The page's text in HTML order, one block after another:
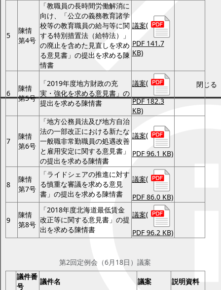
閉じる
5
陳情
第4号
「教職員の長時間労働解消に
向け、「公立の義務教育諸学
校等の教育職員の給与等に関
する特別措置法（給特法）」
の廃止を含めた見直しを求め
る意見書」の提出を求める陳
情書
議案(
PDF 141.7
KB)
6
陳情
第5号
「2019年度地方財政の充
実・強化を求める意見書」の
提出を求める陳情書
議案(
PDF 182.3
KB)
7
陳情
第6号
「地方公務員法及び地方自治
法の一部改正における新たな
一般職非常勤職員の処遇改善
と雇用安定に関する意見書」
の提出を求める陳情書
議案(
PDF 96.1 KB)
8
陳情
第7号
「ライドシェアの推進に対す
る慎重な審議を求める意見
書」の提出を求める陳情書
議案(
PDF 86.0 KB)
9
陳情
第8号
「2018年度北海道最低賃金
改正等に関する意見書」の提
出を求める陳情書
議案(
PDF 96.2 KB)
第2回定例会（6月18日）議案
議件番
号
議件名 議案 説明資料